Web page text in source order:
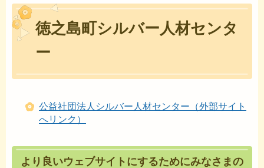
徳之島町シルバー人材センタ
ー
公益社団法人シルバー人材センター（外部サイト
へリンク）
より良いウェブサイトにするためにみなさまの